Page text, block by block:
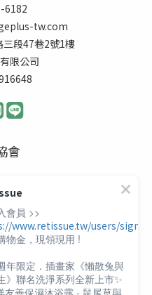
6182
tw.com
三段47巷2號1樓
限公司
會
FUTURE
急救援小組
線協會
金會
金會
金會
會員 >>
www.retissue.tw/users/
物金，現領現用 !
年限定．插畫家《懶散兔與
》聯名洗淨系列全新上市✨
友善保濕沐浴露 - 鼠尾草與